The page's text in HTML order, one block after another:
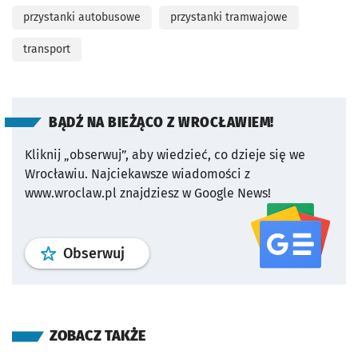
przystanki autobusowe przystanki tramwajowe
transport
BĄDŹ NA BIEŻĄCO Z WROCŁAWIEM!
Kliknij „obserwuj”, aby wiedzieć, co dzieje się we
Wrocławiu. Najciekawsze wiadomości z
www.wroclaw.pl znajdziesz w Google News!
Obserwuj profil serwisu
ZOBACZ TAKŻE